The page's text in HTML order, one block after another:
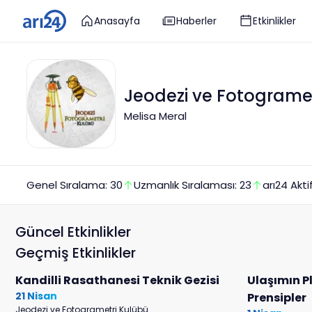
Anasayfa Haberler Etkinlikler
Jeodezi ve
Melisa Meral
Genel Sıralama: 30 UzmanlıkSıralaması: 23 arı24
Güncel Etkinlikler
Geçmiş Etkinlikler
Kandilli Rasathanesi Teknik Gezisi
21 Nisan
Jeodezi ve Fotogrametri Kulübü
Ulaşımın
Prensipler